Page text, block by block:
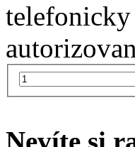
Nevíte si